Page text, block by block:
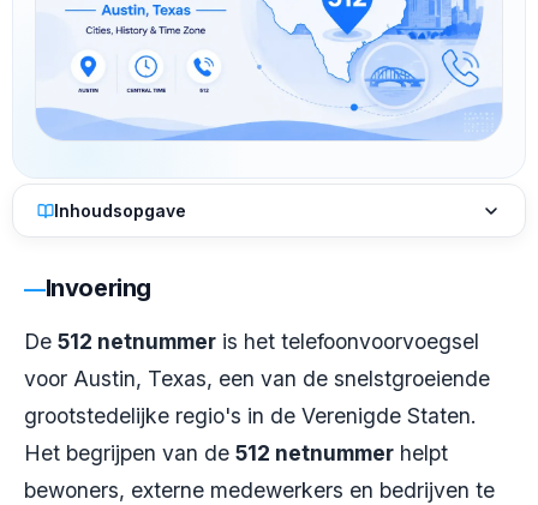
Inhoudsopgave
Invoering
De 512 netnummer is het telefoonvoorvoegsel
voor Austin, Texas, een van de snelstgroeiende
grootstedelijke regio's in de Verenigde Staten.
Het begrijpen van de 512 netnummer helpt
bewoners, externe medewerkers en bedrijven te